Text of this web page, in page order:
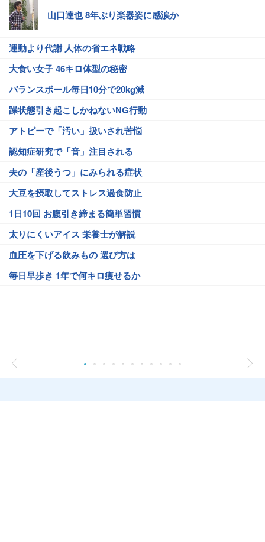
山口達也 8年ぶり楽器姿に感涙か
運動より代謝 人体の省エネ戦略
大食い女子 46キロ体型の秘密
バランスボール毎日10分で20kg減
躁状態引き起こしかねないNG行動
アトピーで「汚い」扱いされ苦悩
認知症研究で「音」注目される
夫の「産後うつ」にみられる症状
大豆を摂取してストレス過食防止
1日10回 お腹引き締まる簡単習慣
太りにくいアイス 栄養士が解説
血圧を下げる飲みもの 選び方は
毎日早歩き 1年で何キロ痩せるか